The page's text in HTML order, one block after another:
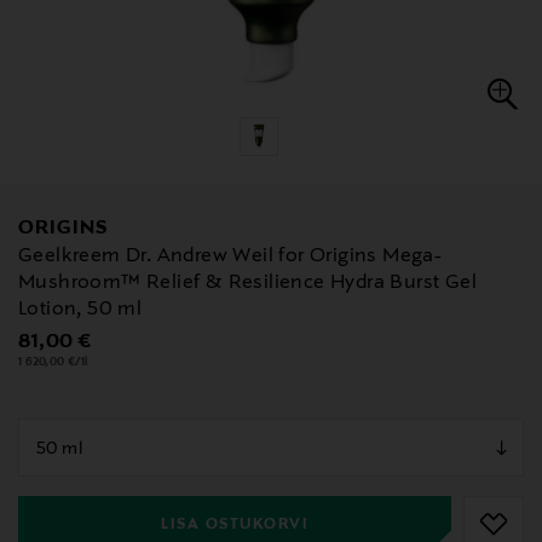
ORIGINS
Geelkreem Dr. Andrew Weil for Origins Mega-
Mushroom™ Relief & Resilience Hydra Burst Gel
Lotion, 50 ml
Original Price
81,00 €
1 620,00 €/1l
LISA OSTUKORVI